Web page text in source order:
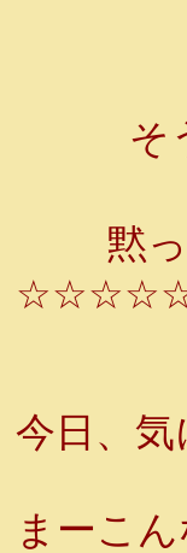
そ
黙っ
今日、
まーこ